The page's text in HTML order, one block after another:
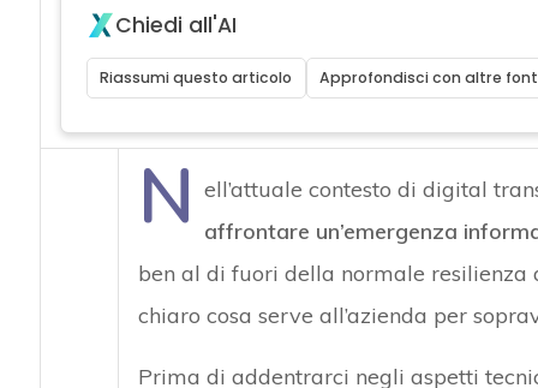
Chiedi all'AI
Riassumi questo articolo Approfondisci con altre
N ell’attuale contesto di digital
affrontare un’emergenza
ben al di fuori della normale
chiaro cosa serve all’azienda per
Prima di addentrarci negli aspetti